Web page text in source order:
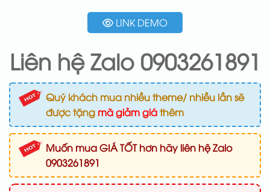
LINK DEMO
Liên hệ Zalo 0903261891
Quý khách mua nhiều theme/ nhiều lần sẽ
được tặng mã giảm giáthêm
Muốn mua GIÁ TỐT hơn hãy liên hệ Zalo
0903261891